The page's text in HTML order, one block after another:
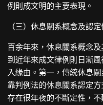
例則成文明的主要表現。
（三）休息關系概念及認
百余年來，休息關系概念
到近年來成文律例則日漸
入緣由。第一，傳統休息
靠判例法的休息關系認定
存在很年夜的不斷定性，